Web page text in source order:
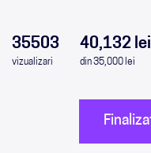
35503
vizualizari
40,132 lei
din 35,000 lei